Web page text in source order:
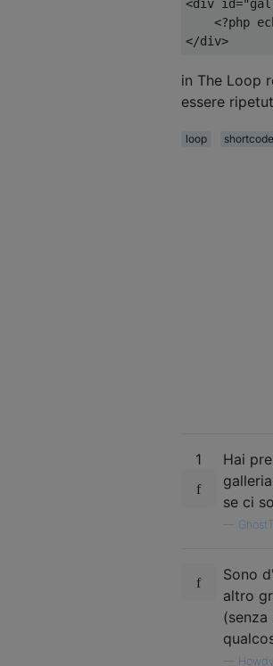
<div id=
<?php
</div>
in The Loop
essere
loop shortcode
1
Hai
se ci
Sono
altro